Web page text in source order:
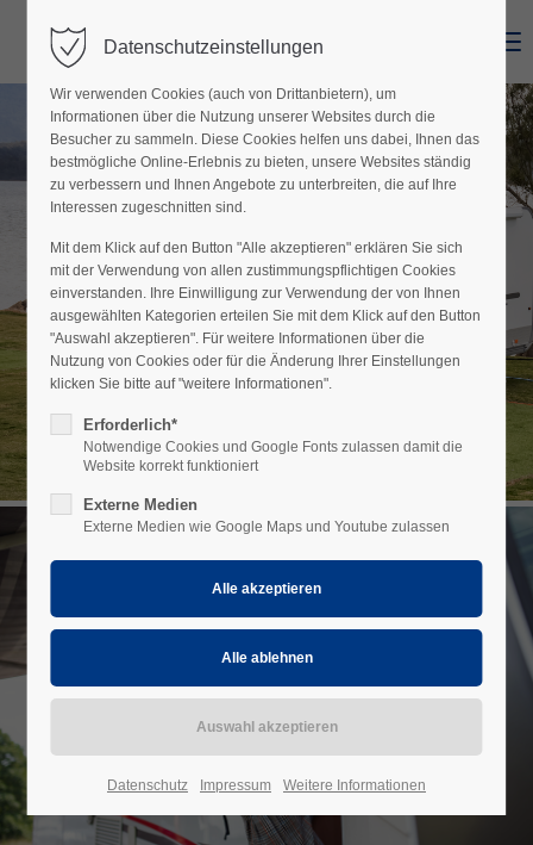
Der Eintrag "offcanvas-col1" existiert leider nicht.
Der Eintrag "offcanvas-col2" existiert leider nicht.
Der Eintrag "offcanvas-col3" existiert leider nicht.
Der Eintrag "offcanvas-col4" existiert leider nicht.
Service
Datenschutzeinstellungen
Wir verwenden Cookies (auch von Drittanbietern), um
Informationen über die Nutzung unserer Websites durch die
Besucher zu sammeln. Diese Cookies helfen uns dabei, Ihnen das
bestmögliche Online-Erlebnis zu bieten, unsere Websites ständig
zu verbessern und Ihnen Angebote zu unterbreiten, die auf Ihre
Interessen zugeschnitten sind.
Mit dem Klick auf den Button "Alle akzeptieren" erklären Sie sich
mit der Verwendung von allen zustimmungspflichtigen Cookies
einverstanden. Ihre Einwilligung zur Verwendung der von Ihnen
ausgewählten Kategorien erteilen Sie mit dem Klick auf den Button
"Auswahl akzeptieren". Für weitere Informationen über die
Nutzung von Cookies oder für die Änderung Ihrer Einstellungen
klicken Sie bitte auf "weitere Informationen".
Erforderlich*
Notwendige Cookies und Google Fonts zulassen damit die
Website korrekt funktioniert
Externe Medien
Externe Medien wie Google Maps und Youtube zulassen
Datenschutz Impressum Weitere Informationen